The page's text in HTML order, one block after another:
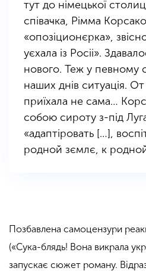
тут до німецької
співачка, Рімма
«опозіционєрка»,
уєхала із Росіі».
нового. Теж у певному
наших днів ситуація. От
приїхала не сама…
собою сироту з-під
«адаптіровать […],
родной зємлє, к
Позбавлена самоцензури
(«Сука-блядь! Вона викрала
запускає сюжет роману.